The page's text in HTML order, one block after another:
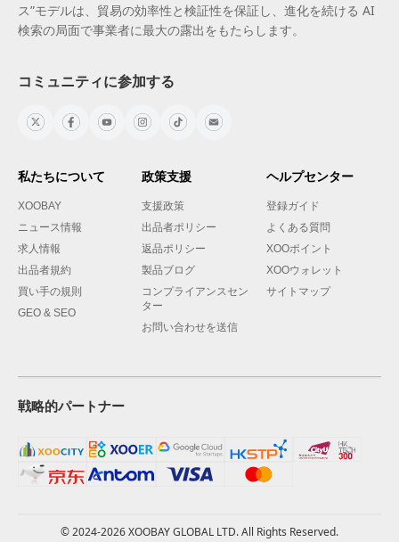
ス”モデルは、貿易の効率性と検証性を保証し、進化を続ける AI
検索の局面で事業者に最大の露出をもたらします。
コミュニティに参加する
私たちについて
XOOBAY
ニュース情報
求人情報
出品者規約
買い手の規則
GEO & SEO
政策支援
支援政策
出品者ポリシー
返品ポリシー
製品ブログ
コンプライアンスセン
ター
お問い合わせを送信
ヘルプセンター
登録ガイド
よくある質問
XOOポイント
XOOウォレット
サイトマップ
戦略的パートナー
© 2024-2026 XOOBAY GLOBAL LTD. All Rights Reserved.